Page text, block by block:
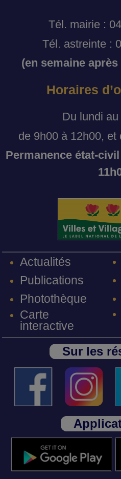
Tél. mairie :
Tél. astreinte :
(en semaine
Horaires
Du lundi
de 9h00 à 12h00, et
Permanence état-
Actualités
Publications
Photothèque
Carte
interactive
Sur les